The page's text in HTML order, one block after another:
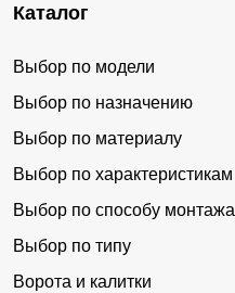
Каталог
Выбор по модели
Выбор по назначению
Выбор по материалу
Выбор по характеристикам
Выбор по способу монтажа
Выбор по типу
Ворота и калитки